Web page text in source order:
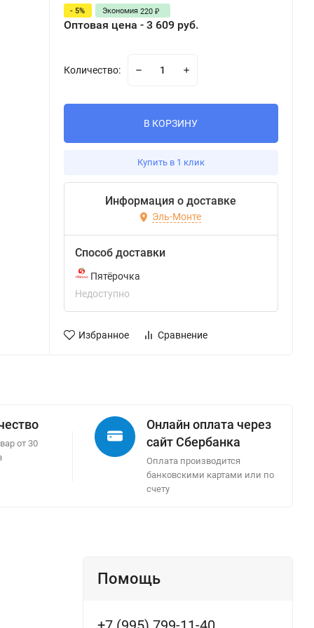
- 5% Экономия 220 ₽
Оптовая цена - 3 609 руб.
Количество:
В КОРЗИНУ
Купить в 1 клик
Информация о доставке
Эль-Монте
Способ доставки
Пятёрочка
Недоступно
Избранное Сравнение
от 30
Онлайн оплата через
сайт Сбербанка
Оплата производится
банковскими картами или по
счету
Помощь